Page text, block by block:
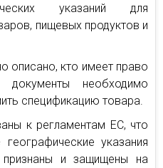
указаний для
пищевых продуктов и
описано, кто имеет право
необходимо
спецификацию товара.
к регламентам ЕС, что
указания
и защищены на